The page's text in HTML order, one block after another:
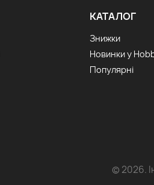
КАТАЛОГ
Знижки
Новинки у
Популярні
© 2026.